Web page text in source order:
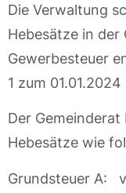
Die Verwaltung
Hebesätze in der
Gewerbesteuer
1 zum
Der
Hebesätze wie
Grundsteuer A: